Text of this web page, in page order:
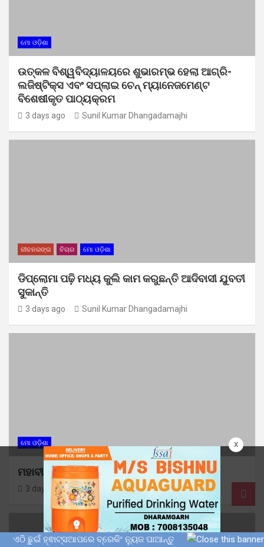
x
ମୋ ଓଡ଼ିଶା
ଉତ୍କଳ ବିଶ୍ୱବିଦ୍ୟାଳୟରେ ଶୁଭାରମ୍ଭ ହେଲା ଆଗ୍ରି-
ଲଜିଷ୍ଟିକ୍ସ ଏବଂ ସପ୍ଲାଇ ଚେନ୍ ମ୍ୟାନେଜମେଣ୍ଟ
ବିଶେଷୀକୃତ ପାଠ୍ୟକ୍ରମ
3 days ago Sunil Kumar Dhangadamajhi
ଜୀବନରଙ୍ଗ ବିଚାର ମୋ ଓଡ଼ିଶା
ଡିପ୍ଲୋମା ପଢ଼ି ମଧ୍ୟ କୁଲି କାମ କରୁଛନ୍ତି ଆଦିବାସୀ ଯୁବତୀ
ସୁକାନ୍ତି
3 days ago Sunil Kumar Dhangadamajhi
ମୋ ଓଡ଼ିଶା
ମହାବୀର ସେନା ପକ୍ଷରୁ ବୃକ୍ଷ ବଣ୍ଟନ
3 days ago Sunil Kumar Dhangadamajhi
ଏଠି ଛୁଇଁ ହ୍ଵାଟ୍ସଆପରେ ବ୍ରେକିଂ ନ୍ୟୁଜ ପାଆନ୍ତୁ